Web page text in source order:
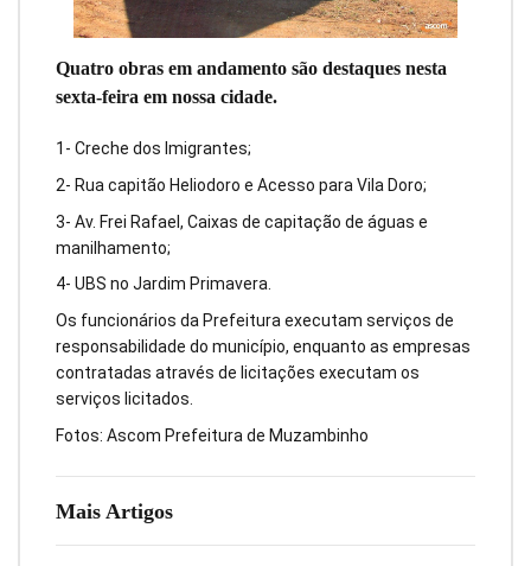
Mais Artigos
Quatro obras em andamento são destaques nesta
sexta-feira em nossa cidade.
1- Creche dos Imigrantes;
2- Rua capitão Heliodoro e Acesso para Vila Doro;
3- Av. Frei Rafael, Caixas de capitação de águas e
manilhamento;
4- UBS no Jardim Primavera.
Os funcionários da Prefeitura executam serviços de
responsabilidade do município, enquanto as empresas
contratadas através de licitações executam os
serviços licitados.
Fotos: Ascom Prefeitura de Muzambinho